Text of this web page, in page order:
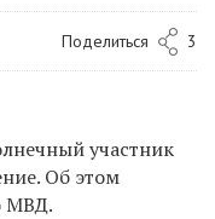
Поделиться 3
участник
Об этом
МВД.